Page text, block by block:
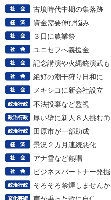
古墳時代中期の集落跡
資金需要伸び悩み
３日に農業祭
ユニセフへ義援金
記念講演や火縄銃演武も
絶好の潮干狩り日和に
メキシコに新会社設立
不法投棄など監視
厚い壁に新人８人挑む㊦
田原市が一部助成
景況２カ月連続悪化
アナ雪など熱唱
ビジネスパートナー発掘
そろそろ禁煙しませんか